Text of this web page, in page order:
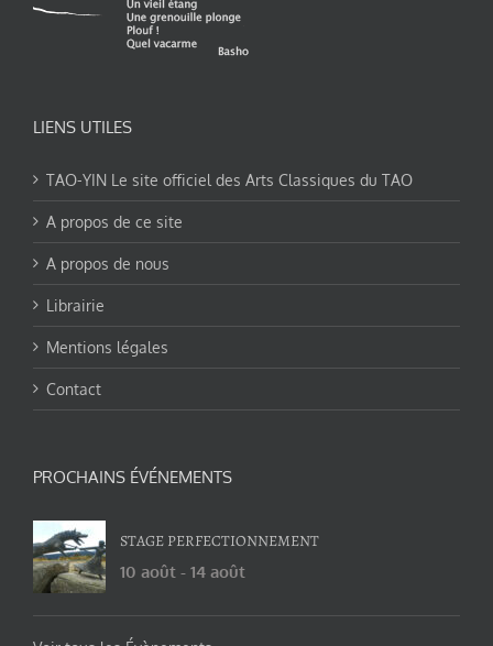
LIENS UTILES
TAO-YIN Le site officiel des Arts Classiques du TAO
A propos de ce site
A propos de nous
Librairie
Mentions légales
Contact
PROCHAINS ÉVÉNEMENTS
STAGE PERFECTIONNEMENT
10 août - 14 août